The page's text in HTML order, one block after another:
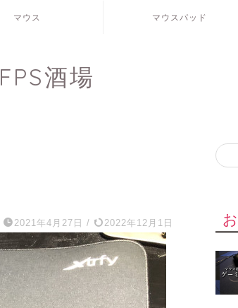
マウス マウスパッド
FPS酒場
2021年4月27日 / 2022年12月1日